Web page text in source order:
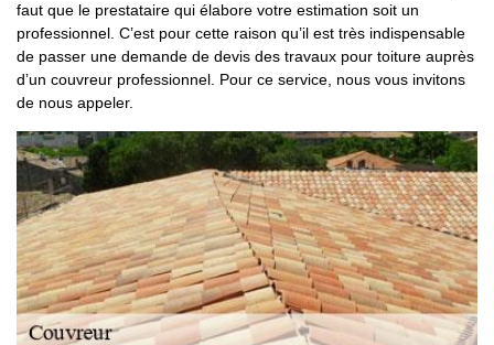
faut que le prestataire qui élabore votre estimation soit un
professionnel. C’est pour cette raison qu’il est très indispensable
de passer une demande de devis des travaux pour toiture auprès
d’un couvreur professionnel. Pour ce service, nous vous invitons
de nous appeler.